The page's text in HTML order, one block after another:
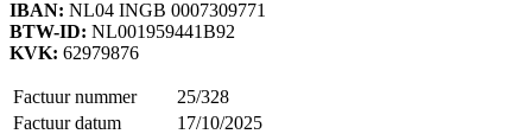
IBAN: NL04 INGB 0007309771
BTW-ID: NL001959441B92
KVK: 62979876
Factuur nummer
25/328
Factuur datum
17/10/2025